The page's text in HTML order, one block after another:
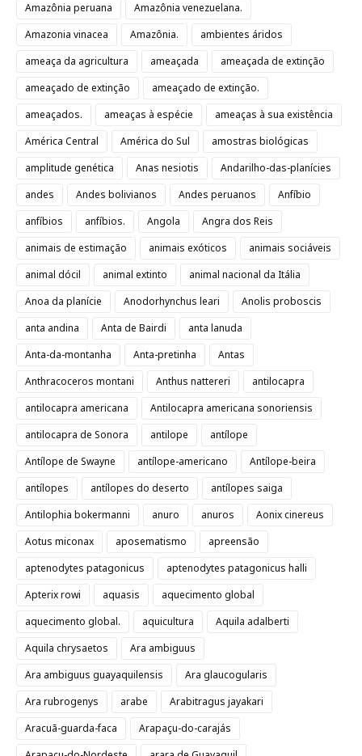
Amazônia peruana
Amazônia venezuelana.
Amazonia vinacea
Amazônia.
ambientes áridos
ameaça da agricultura
ameaçada
ameaçada de extinção
ameaçado de extinção
ameaçado de extinção.
ameaçados.
ameaças à espécie
ameaças à sua existência
América Central
América do Sul
amostras biológicas
amplitude genética
Anas nesiotis
Andarilho-das-planícies
andes
Andes bolivianos Andes peruanos
Anfíbio
anfíbios
anfíbios. Angola
Angra dos Reis
animais de estimação
animais exóticos
animais sociáveis
animal dócil
animal extinto
animal nacional da Itália
Anoa da planície
Anodorhynchus leari
Anolis proboscis
anta andina
Anta de Bairdi
anta lanuda
Anta-da-montanha
Anta-pretinha
Antas
Anthracoceros montani
Anthus nattereri
antilocapra
antilocapra americana
Antilocapra americana sonoriensis
antilocapra de Sonora
antilope
antílope
Antílope de Swayne
antílope-americano
Antílope-beira
antílopes
antílopes do deserto
antílopes saiga
Antilophia bokermanni
anuro anuros
Aonix cinereus
Aotus miconax
aposematismo
apreensão
aptenodytes patagonicus
aptenodytes patagonicus halli
Apterix rowi
aquasis
aquecimento global
aquecimento global.
aquicultura
Aquila adalberti
Aquila chrysaetos
Ara ambiguus
Ara ambiguus guayaquilensis
Ara glaucogularis
Ara rubrogenys
arabe
Arabitragus jayakari
Aracuã-guarda-faca
Arapaçu-do-carajás